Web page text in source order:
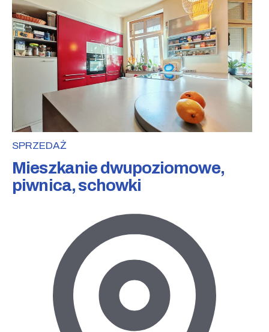
SPRZEDAŻ
Mieszkanie dwupoziomowe,
piwnica, schowki